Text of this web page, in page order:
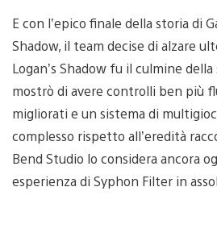
E con l’epico finale della storia di
Shadow, il team decise di alzare
Logan’s Shadow fu il culmine
mostrò di avere controlli ben più
migliorati e un sistema di
complesso rispetto all’eredità
Bend Studio lo considera ancora
esperienza di Syphon Filter in